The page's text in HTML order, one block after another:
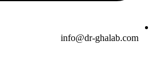
info@dr-ghalab.com